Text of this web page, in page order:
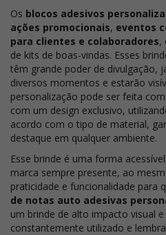
Os blocos adesivos
ações promocionais, eventos
para clientes e colaboradores,
de kits de boas-vindas. Esses
têm grande poder de divulgação,
diversos momentos e estarão
personalização pode ser feita
com um design exclusivo,
acordo com o tipo de material,
destaque em qualquer ambiente.
Esse brinde é uma forma
marca sempre presente, ao
praticidade e funcionalidade para
de notas auto adesivas
um brinde de alto impacto visual
constantemente utilizado e